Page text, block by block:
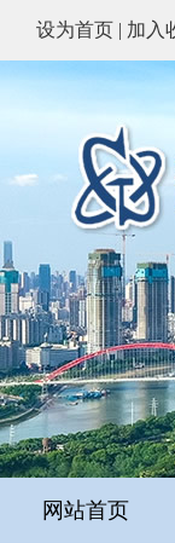
设为首页 | 加入
网站首页